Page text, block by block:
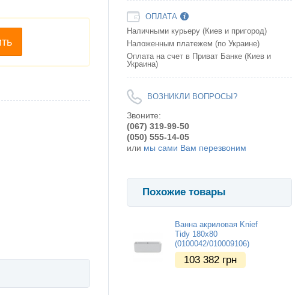
ОПЛАТА
Наличными курьеру (Киев и пригород)
Наложенным платежем (по Украине)
Оплата на счет в Приват Банке (Киев и
Украина)
ВОЗНИКЛИ ВОПРОСЫ?
Звоните:
(067) 319-99-50
(050) 555-14-05
или мы сами Вам перезвоним
Похожие товары
Ванна акриловая Knief
Tidy 180x80
(0100042/010009106)
103 382 грн